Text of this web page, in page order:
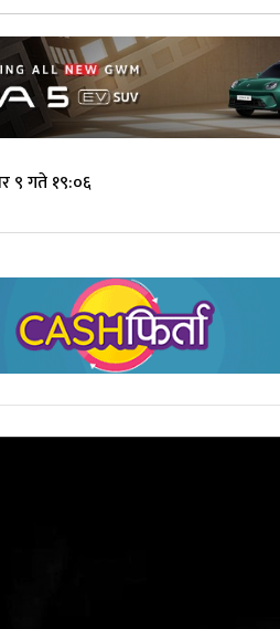
९ गते १९:०६